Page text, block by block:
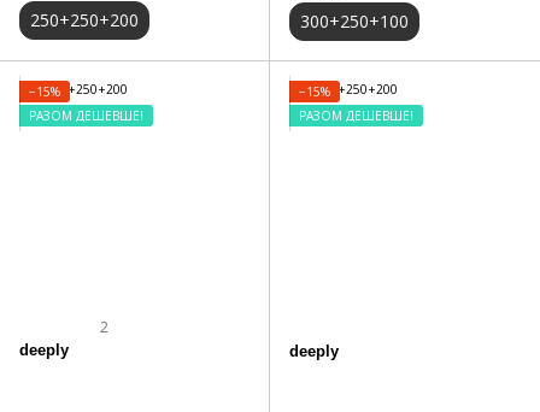
250+250+200 300+250+100
−15%
РАЗОМ ДЕШЕВШЕ!
2
deeply
−15%
РАЗОМ ДЕШЕВШЕ!
deeply